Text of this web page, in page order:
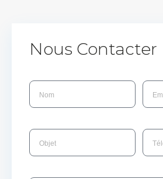
Nous Contacter